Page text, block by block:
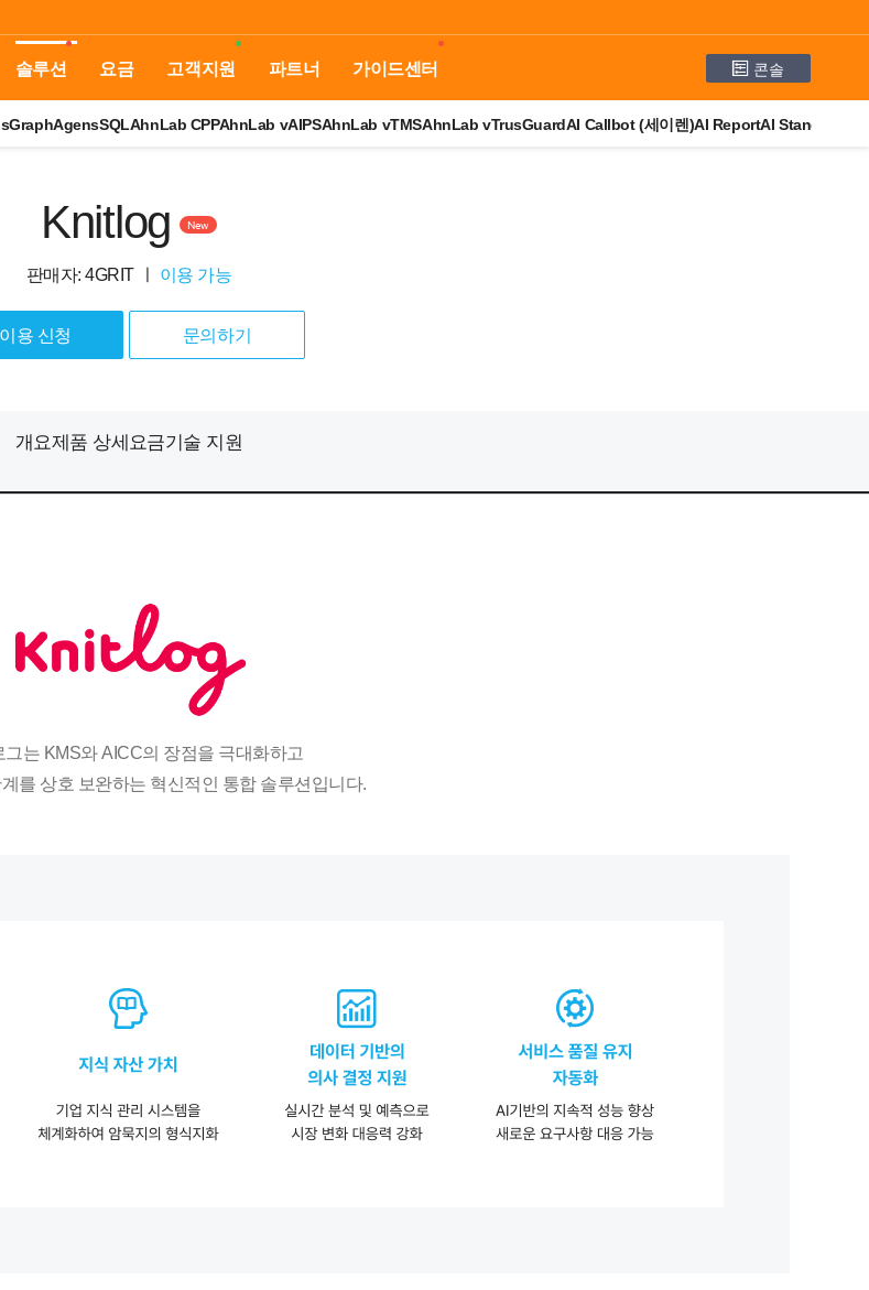
콘솔
솔루션 요금 고객지원 파트너 가이드센터
AgensSQLAhnLab CPPAhnLab vAIPSAhnLab vTMSAhnLab vTrusGuardAI Callbot (세이렌)AI ReportAI StandBy
Knitlog New
판매자: 4GRIT 이용 가능
이용 신청 문의하기
개요제품 상세요금기술 지원
그는 KMS와 AICC의 장점을 극대화하고
를 상호 보완하는 혁신적인 통합 솔루션입니다.